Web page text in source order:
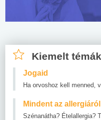
Kiemelt témák
Jogaid
Ha orvoshoz kell menned,
Mindent az allergiáról
Szénanátha? Ételallergia?